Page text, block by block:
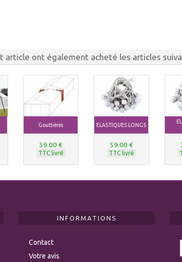
article ont également acheté les articles
Gouttières
59.00 €
TTC livré
ELASTIQUES LONGS
59.00 €
TTC livré
INFORMATIONS
Contact
Votre avis